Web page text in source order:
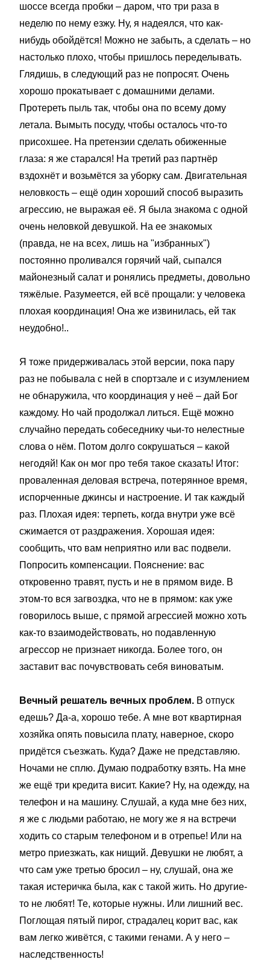
шоссе всегда пробки – даром, что три раза в
неделю по нему езжу. Ну, я надеялся, что как-
нибудь обойдётся! Можно не забыть, а сделать – но
настолько плохо, чтобы пришлось переделывать.
Глядишь, в следующий раз не попросят. Очень
хорошо прокатывает с домашними делами.
Протереть пыль так, чтобы она по всему дому
летала. Вымыть посуду, чтобы осталось что-то
присохшее. На претензии сделать обиженные
глаза: я же старался! На третий раз партнёр
вздохнёт и возьмётся за уборку сам. Двигательная
неловкость – ещё один хороший способ выразить
агрессию, не выражая её. Я была знакома с одной
очень неловкой девушкой. На ее знакомых
(правда, не на всех, лишь на "избранных")
постоянно проливался горячий чай, сыпался
майонезный салат и ронялись предметы, довольно
тяжёлые. Разумеется, ей всё прощали: у человека
плохая координация! Она же извинилась, ей так
неудобно!..
Я тоже придерживалась этой версии, пока пару
раз не побывала с ней в спортзале и с изумлением
не обнаружила, что координация у неё – дай Бог
каждому. Но чай продолжал литься. Ещё можно
случайно передать собеседнику чьи-то нелестные
слова о нём. Потом долго сокрушаться – какой
негодяй! Как он мог про тебя такое сказать! Итог:
проваленная деловая встреча, потерянное время,
испорченные джинсы и настроение. И так каждый
раз. Плохая идея: терпеть, когда внутри уже всё
сжимается от раздражения. Хорошая идея:
сообщить, что вам неприятно или вас подвели.
Попросить компенсации. Пояснение: вас
откровенно травят, пусть и не в прямом виде. В
этом-то вся загвоздка, что не в прямом: как уже
говорилось выше, с прямой агрессией можно хоть
как-то взаимодействовать, но подавленную
агрессор не признает никогда. Более того, он
заставит вас почувствовать себя виноватым.
Вечный решатель вечных проблем. В отпуск
едешь? Да-а, хорошо тебе. А мне вот квартирная
хозяйка опять повысила плату, наверное, скоро
придётся съезжать. Куда? Даже не представляю.
Ночами не сплю. Думаю подработку взять. На мне
же ещё три кредита висит. Какие? Ну, на одежду, на
телефон и на машину. Слушай, а куда мне без них,
я же с людьми работаю, не могу же я на встречи
ходить со старым телефоном и в отрепье! Или на
метро приезжать, как нищий. Девушки не любят, а
что сам уже третью бросил – ну, слушай, она же
такая истеричка была, как с такой жить. Но другие-
то не любят! Те, которые нужны. Или лишний вес.
Поглощая пятый пирог, страдалец корит вас, как
вам легко живётся, с такими генами. А у него –
наследственность!